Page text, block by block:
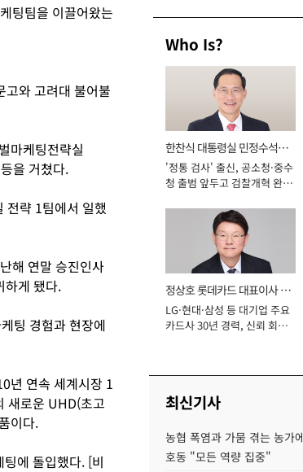
팅팀을 이끌어왔는
와 고려대 불어불
마케팅전략실
을 거쳤다.
전략 1팀에서 일했
해 연말 승진인사
하게 됐다.
팅 경험과 현장에
년 연속 세계시장 1
새로운 UHD(초고
이다.
에 돌입했다. [비
Who Is?
한찬식 대통령실 민정수석비
서관
'정통 검사' 출신, 공소청·중수
청 출범 앞두고 검찰개혁 완수
정상호 롯데카드 대표이사 사
장
LG·현대·삼성 등 대기업 주요
카드사 30년 경력, 신뢰 회복
최신기사
농협 폭염과 가뭄 겪는 농가
호동 "모든 역량 집중"